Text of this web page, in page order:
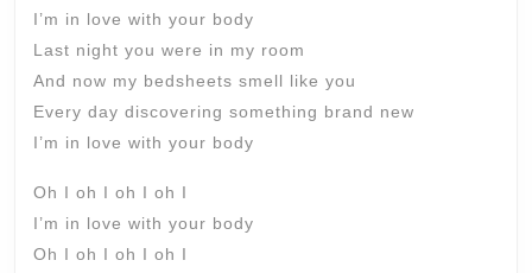
I’m in love with your body
Last night you were in my room
And now my bedsheets smell like you
Every day discovering something brand new
I’m in love with your body
Oh I oh I oh I oh I
I’m in love with your body
Oh I oh I oh I oh I